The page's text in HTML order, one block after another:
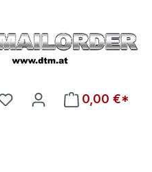
Du hast 0 Produkte auf
0,00 €*